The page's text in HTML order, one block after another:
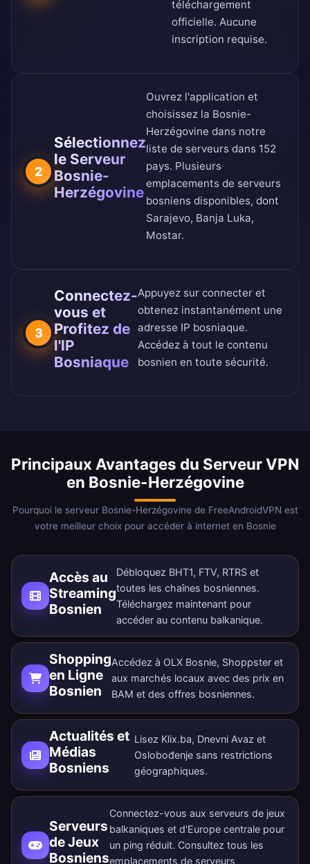
téléchargement
officielle. Aucune
inscription requise.
2
Sélectionnez
le Serveur
Bosnie-
Herzégovine
Ouvrez l'application et
choisissez la Bosnie-
Herzégovine dans notre
liste de serveurs dans 152
pays. Plusieurs
emplacements de serveurs
bosniens disponibles, dont
Sarajevo, Banja Luka,
Mostar.
3
Connectez-
vous et
Profitez de
l'IP
Bosniaque
Appuyez sur connecter et
obtenez instantanément une
adresse IP bosniaque.
Accédez à tout le contenu
bosnien en toute sécurité.
Principaux Avantages du Serveur VPN
en Bosnie-Herzégovine
Pourquoi le serveur Bosnie-Herzégovine de FreeAndroidVPN est
votre meilleur choix pour accéder à internet en Bosnie
Accès au
Streaming
Bosnien
Débloquez BHT1, FTV, RTRS et
toutes les chaînes bosniennes.
Téléchargez maintenant pour
accéder au contenu balkanique.
Shopping
en Ligne
Bosnien
Accédez à OLX Bosnie, Shoppster et
aux marchés locaux avec des prix en
BAM et des offres bosniennes.
Actualités et
Médias
Bosniens
Lisez Klix.ba, Dnevni Avaz et
Oslobođenje sans restrictions
géographiques.
Serveurs
de Jeux
Bosniens
Connectez-vous aux serveurs de jeux
balkaniques et d'Europe centrale pour
un ping réduit. Consultez tous les
emplacements de serveurs